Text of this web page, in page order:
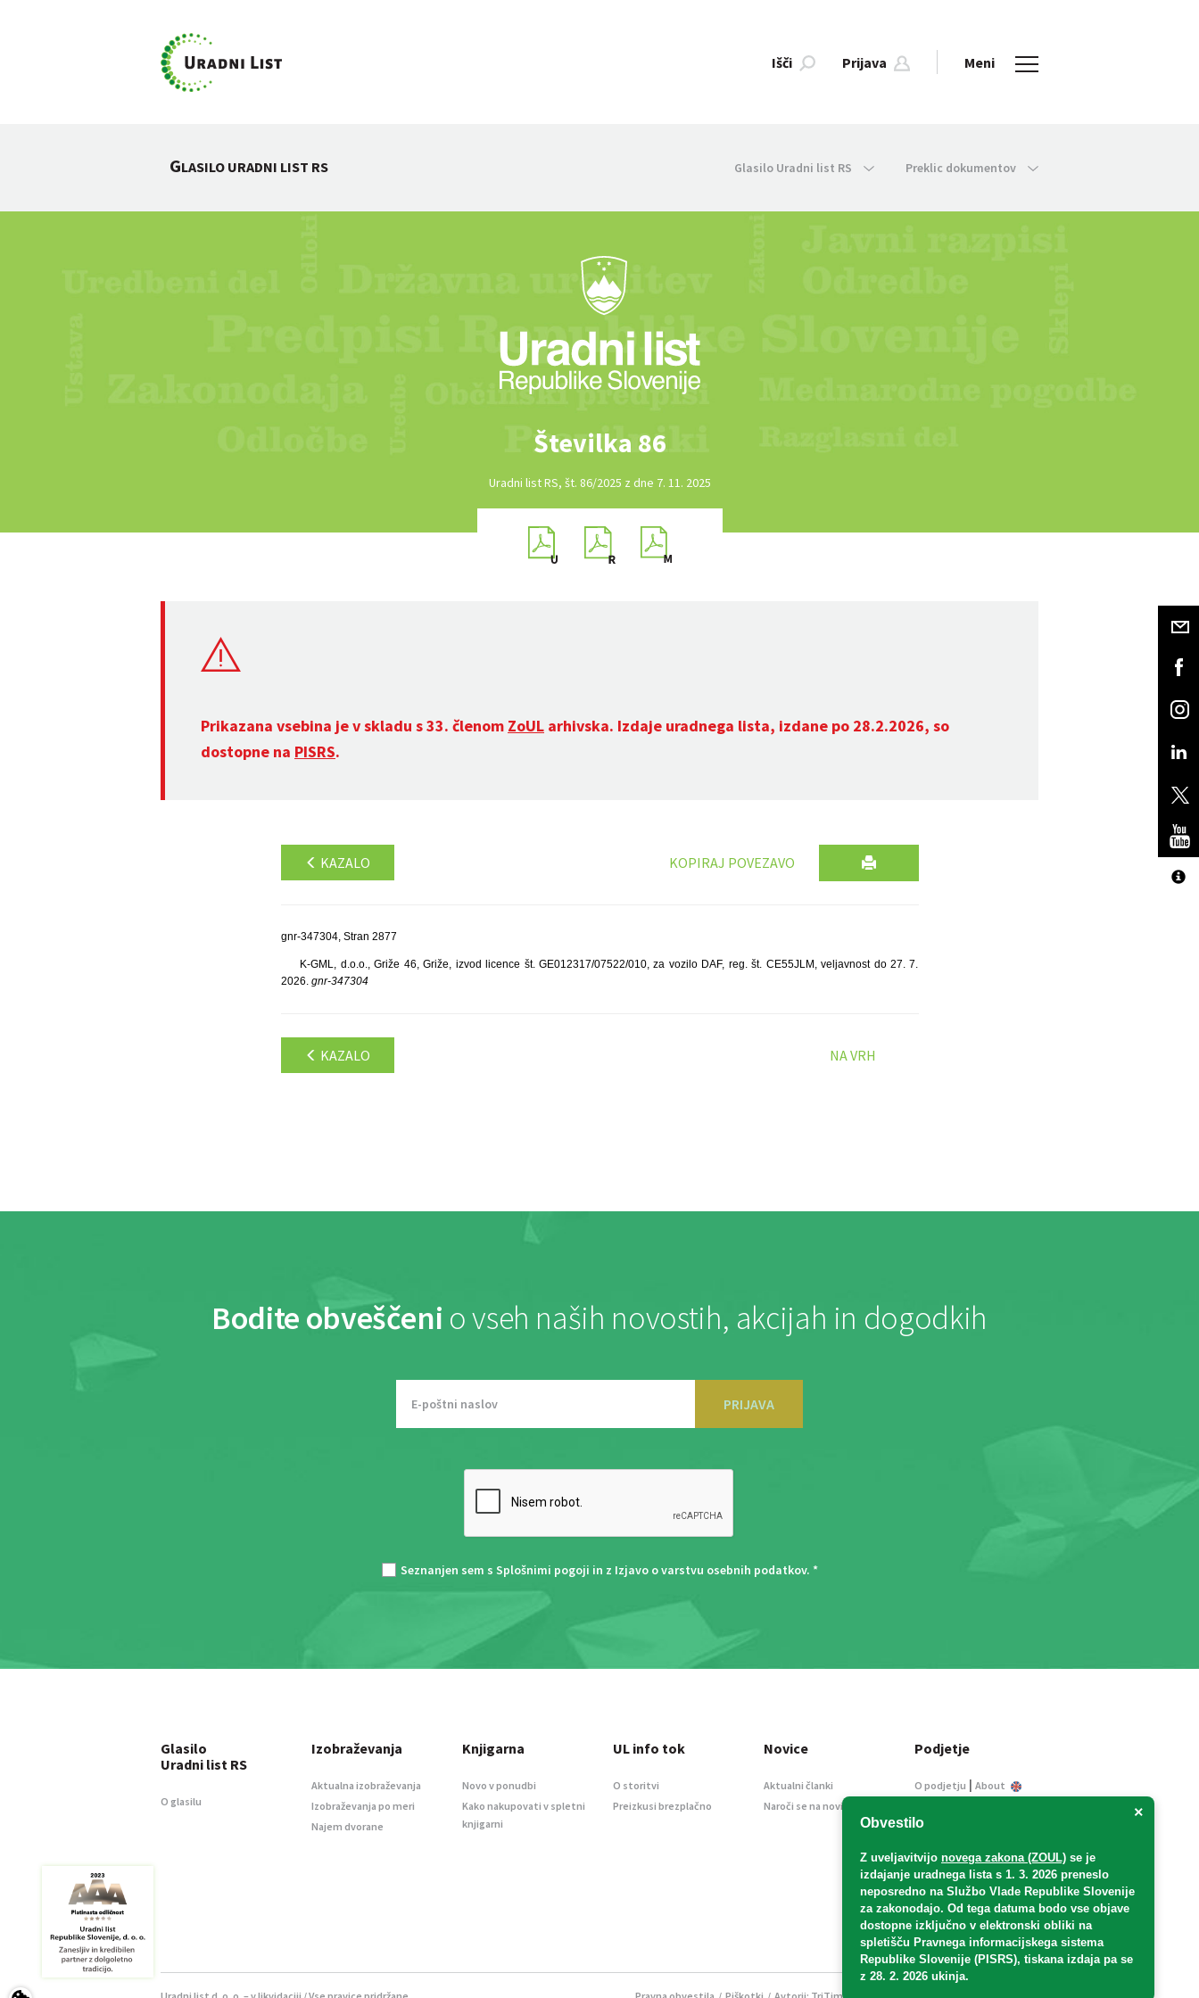
Išči Prijava Meni
GLASILO URADNI LIST RS Glasilo Uradni list RS Preklic dokumentov
Številka 86
Uradni list RS, št. 86/2025 z dne 7. 11. 2025
Prikazana vsebina je v skladu s 33. členom ZoUL arhivska. Izdaje uradnega lista, izdane po 28.2.2026, so
dostopne na PISRS.
KAZALO KOPIRAJ POVEZAVO
gnr-347304, Stran 2877
K-GML, d.o.o., Griže 46, Griže, izvod licence št. GE012317/07522/010, za vozilo DAF, reg. št. CE55JLM, veljavnost do 27. 7.
2026. gnr-347304
KAZALO NA VRH
Bodite obveščeni o vseh naših novostih, akcijah in dogodkih
PRIJAVA
Seznanjen sem s Splošnimi pogoji in z Izjavo o varstvu osebnih podatkov. *
×
Obvestilo
Z uveljavitvijo novega zakona (ZOUL) se je
izdajanje uradnega lista s 1. 3. 2026 preneslo
neposredno na Službo Vlade Republike Slovenije
za zakonodajo. Od tega datuma bodo vse objave
dostopne izključno v elektronski obliki na
spletišču Pravnega informacijskega sistema
Republike Slovenije (PISRS), tiskana izdaja pa se
z 28. 2. 2026 ukinja.
Glasilo
Uradni list RS
O glasilu
Izobraževanja
Aktualna izobraževanja
Izobraževanja po meri
Najem dvorane
Knjigarna
Novo v ponudbi
Kako nakupovati v spletni
knjigarni
UL info tok
O storitvi
Preizkusi brezplačno
Novice
Aktualni članki
Naroči se na novice
Podjetje
O podjetju | About
Informacije javnega
Oglaševanje
Splošni pogoji
Izjava o varstvu osebnih
podatkov
E-dražbe